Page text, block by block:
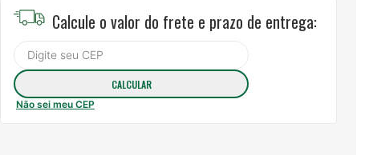
Calcule o valor do frete e prazo de entrega:
Não sei meu CEP